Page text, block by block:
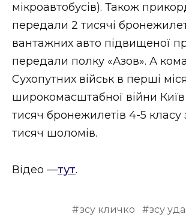
мікроавтобусів). Також
передали 2 тисячі
вантажних авто підвищеної
передали полку «Азов». А
Сухопутних військ в перші
широкомасштабної війни
тисяч бронежилетів 4-5 класу
тисяч шоломів.
Відео —тут.
зсу кличко
зсу